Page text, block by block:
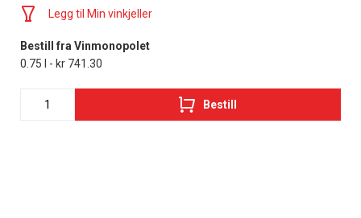
Legg til Min vinkjeller
Bestill fra Vinmonopolet
0.75 l - kr 741.30
Bestill